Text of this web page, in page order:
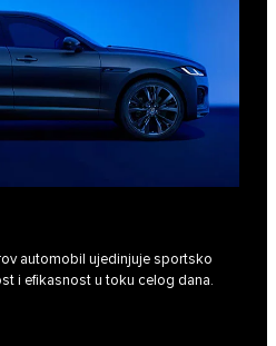
automobil ujedinjuje sportsko
i efikasnost u toku celog dana.